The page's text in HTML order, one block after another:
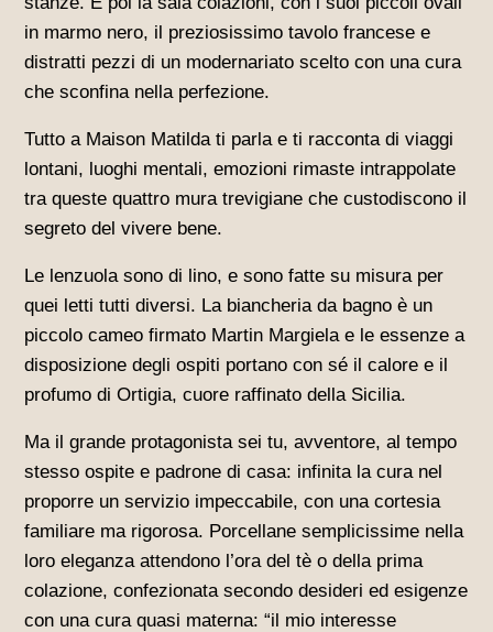
in marmo nero, il preziosissimo tavolo francese e
distratti pezzi di un modernariato scelto con una cura
che sconfina nella perfezione.
Tutto a Maison Matilda ti parla e ti racconta di viaggi
lontani, luoghi mentali, emozioni rimaste intrappolate
tra queste quattro mura trevigiane che custodiscono il
segreto del vivere bene.
Le lenzuola sono di lino, e sono fatte su misura per
quei letti tutti diversi. La biancheria da bagno è un
piccolo cameo firmato Martin Margiela e le essenze a
disposizione degli ospiti portano con sé il calore e il
profumo di Ortigia, cuore raffinato della Sicilia.
Ma il grande protagonista sei tu, avventore, al tempo
stesso ospite e padrone di casa: infinita la cura nel
proporre un servizio impeccabile, con una cortesia
familiare ma rigorosa. Porcellane semplicissime nella
loro eleganza attendono l’ora del tè o della prima
colazione, confezionata secondo desideri ed esigenze
con una cura quasi materna: “il mio interesse